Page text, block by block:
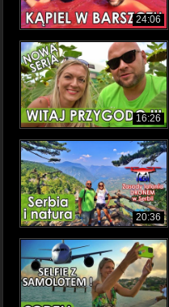
24:06
16:26
20:36